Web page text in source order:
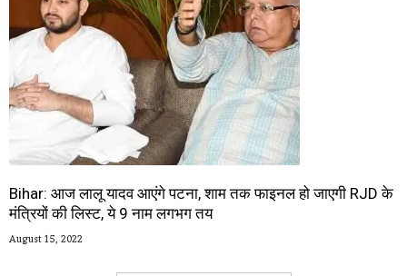
Bihar: आज लालू यादव आएंगे पटना, शाम तक फाइनल हो जाएगी RJD के
मंत्रियों की लिस्ट, ये 9 नाम लगभग तय
August 15, 2022